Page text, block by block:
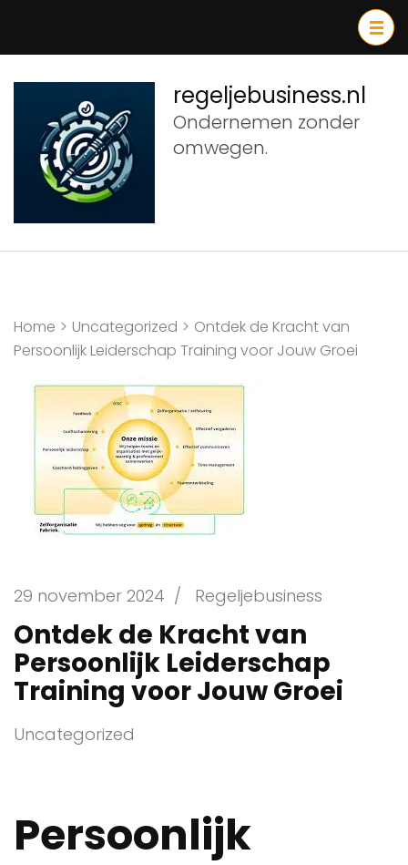
inhoud
(druk
Enter)
regeljebusiness.nl
Ondernemen zonder
omwegen.
Home > Uncategorized > Ontdek de Kracht van
Persoonlijk Leiderschap Training voor Jouw Groei
29 november 2024 / Regeljebusiness
Ontdek de Kracht van
Persoonlijk Leiderschap
Training voor Jouw Groei
Uncategorized
Persoonlijk